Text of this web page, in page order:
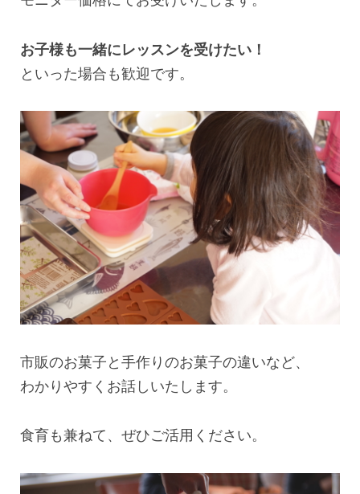
お子様も一緒にレッスンを受けたい！
といった場合も歓迎です。
市販のお菓子と手作りのお菓子の違いなど、
わかりやすくお話しいたします。
食育も兼ねて、ぜひご活用ください。